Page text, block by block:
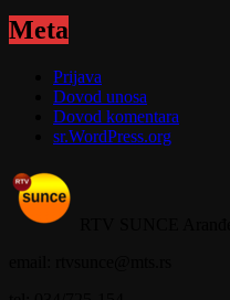
Meta
Prijava
Dovod unosa
Dovod komentara
sr.WordPress.org